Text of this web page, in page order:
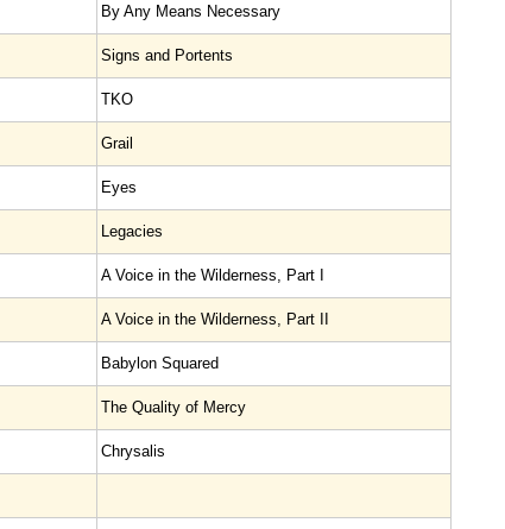
By Any Means Necessary
Signs and Portents
TKO
Grail
Eyes
Legacies
A Voice in the Wilderness, Part I
A Voice in the Wilderness, Part II
Babylon Squared
The Quality of Mercy
Chrysalis